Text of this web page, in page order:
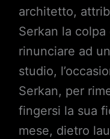
architetto,
Serkan la
rinunciare ad
studio,
Serkan, per
fingersi la sua
mese, dietro